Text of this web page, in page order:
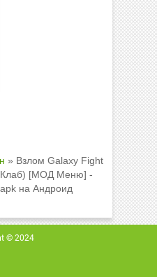
» Взлом Galaxy Fight
Клаб) [МОД Меню] -
на Андроид
© 2024